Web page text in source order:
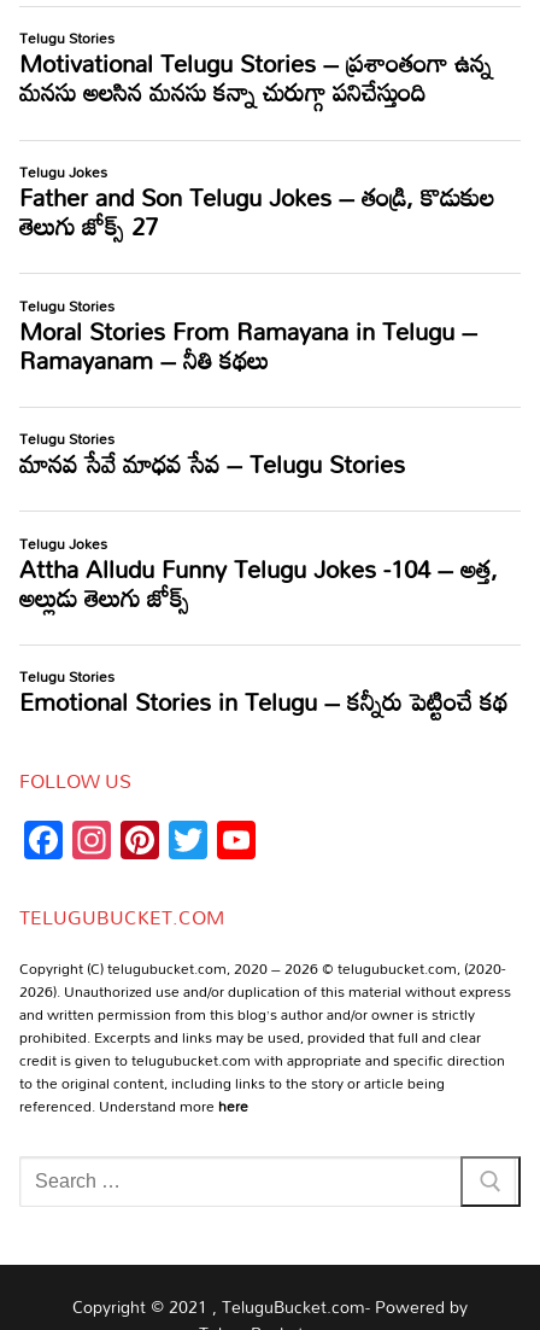
FOLLOW US
Facebook
Instagram
Pinterest
Twitter
TELUGUBUCKET.COM
Copyright (C) telugubucket.com, 2020 – 2026 © telugubucket.com, (2020-
2026). Unauthorized use and/or duplication of this material without express
and written permission from this blog’s author and/or owner is strictly
prohibited. Excerpts and links may be used, provided that full and clear
credit is given to telugubucket.com with appropriate and specific direction
to the original content, including links to the story or article being
referenced. Understand morehere
Search
for:
Copyright © 2021 , TeluguBucket.com- Powered by